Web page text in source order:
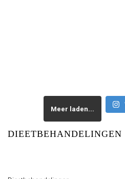
Meer laden...
DIEETBEHANDELINGEN